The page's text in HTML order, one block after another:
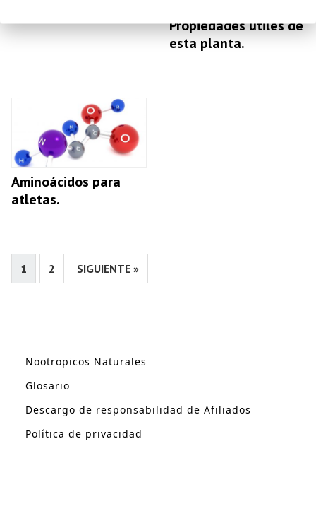
Propiedades útiles de
esta planta.
Aminoácidos para
atletas.
1 2 SIGUIENTE »
Nootropicos Naturales
Glosario
Descargo de responsabilidad de Afiliados
Política de privacidad